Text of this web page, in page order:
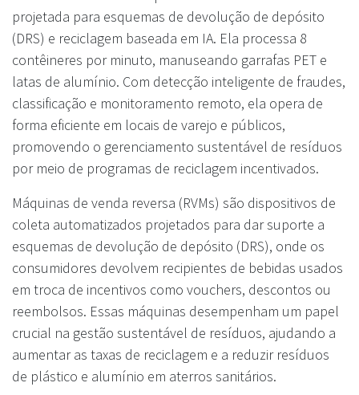
projetada para esquemas de devolução de depósito
(DRS) e reciclagem baseada em IA. Ela processa 8
contêineres por minuto, manuseando garrafas PET e
latas de alumínio. Com detecção inteligente de fraudes,
classificação e monitoramento remoto, ela opera de
forma eficiente em locais de varejo e públicos,
promovendo o gerenciamento sustentável de resíduos
por meio de programas de reciclagem incentivados.
Máquinas de venda reversa (RVMs) são dispositivos de
coleta automatizados projetados para dar suporte a
esquemas de devolução de depósito (DRS), onde os
consumidores devolvem recipientes de bebidas usados
em troca de incentivos como vouchers, descontos ou
reembolsos. Essas máquinas desempenham um papel
crucial na gestão sustentável de resíduos, ajudando a
aumentar as taxas de reciclagem e a reduzir resíduos
de plástico e alumínio em aterros sanitários.